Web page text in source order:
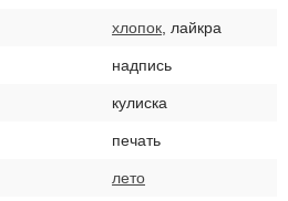
хлопок , лайкра
надпись
кулиска
печать
лето